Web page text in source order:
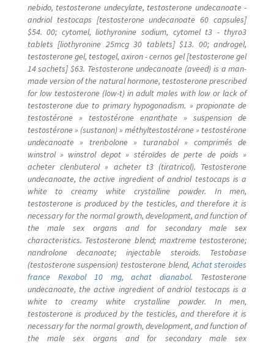
nebido, testosterone undecylate, testosterone undecanoate -
andriol testocaps [testosterone undecanoate 60 capsules]
$54. 00; cytomel, liothyronine sodium, cytomel t3 - thyro3
tablets [liothyronine 25mcg 30 tablets] $13. 00; androgel,
testosterone gel, testogel, axiron - cernos gel [testosterone gel
14 sachets] $63. Testosterone undecanoate (aveed) is a man-
made version of the natural hormone, testosterone prescribed
for low testosterone (low-t) in adult males with low or lack of
testosterone due to primary hypogonadism. » propionate de
testostérone » testostérone enanthate » suspension de
testostérone » (sustanon) » méthyltestostérone » testostérone
undecanoate » trenbolone » turanabol » comprimés de
winstrol » winstrol depot » stéroïdes de perte de poids »
acheter clenbuterol » acheter t3 (tiratricol). Testosterone
undecanoate, the active ingredient of andriol testocaps is a
white to creamy white crystalline powder. In men,
testosterone is produced by the testicles, and therefore it is
necessary for the normal growth, development, and function of
the male sex organs and for secondary male sex
characteristics. Testosterone blend; maxtreme testosterone;
nandrolone decanoate; injectable steroids. Testobase
(testosterone suspension) testosterone blend, Achat steroides
france Rexobol 10 mg, achat dianabol. Testosterone
undecanoate, the active ingredient of andriol testocaps is a
white to creamy white crystalline powder. In men,
testosterone is produced by the testicles, and therefore it is
necessary for the normal growth, development, and function of
the male sex organs and for secondary male sex